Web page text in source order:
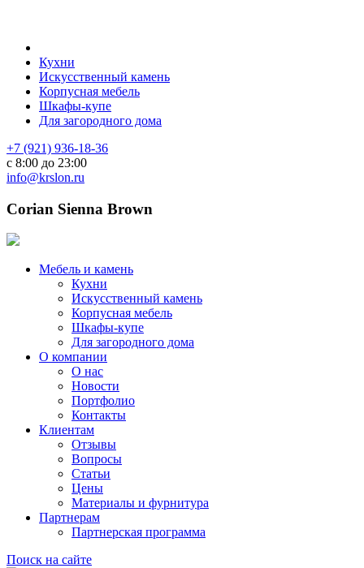
Кухни
Искусственный камень
Корпусная мебель
Шкафы-купе
Для загородного дома
+7 (921) 936-18-36
с 8:00 до 23:00
info@krslon.ru
Corian Sienna Brown
Мебель и камень
Кухни
Искусственный камень
Корпусная мебель
Шкафы-купе
Для загородного дома
О компании
О нас
Новости
Портфолио
Контакты
Клиентам
Отзывы
Вопросы
Статьи
Цены
Материалы и фурнитура
Партнерам
Партнерская программа
Поиск на сайте